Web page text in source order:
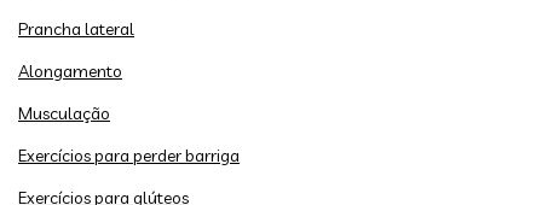
Prancha lateral
Alongamento
Musculação
Exercícios para perder barriga
Exercícios para glúteos